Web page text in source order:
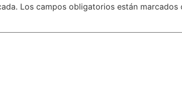
Los campos obligatorios están marcados